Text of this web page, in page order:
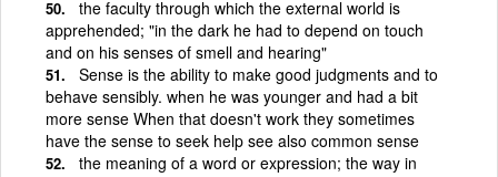
the faculty through which the external world is
apprehended; "in the dark he had to depend on touch
and on his senses of smell and hearing"
Sense is the ability to make good judgments and to
behave sensibly. when he was younger and had a bit
more sense When that doesn't work they sometimes
have the sense to seek help see also common sense
the meaning of a word or expression; the way in